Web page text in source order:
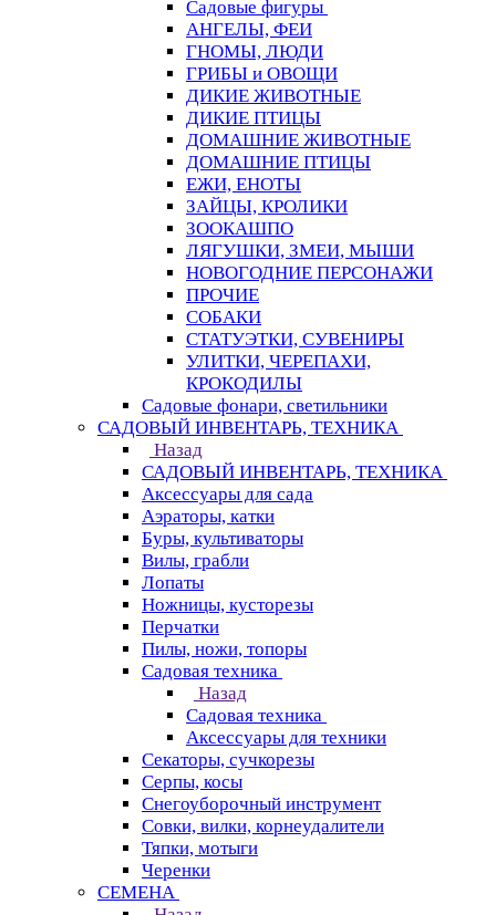
Садовые фигуры
АНГЕЛЫ, ФЕИ
ГНОМЫ, ЛЮДИ
ГРИБЫ и ОВОЩИ
ДИКИЕ ЖИВОТНЫЕ
ДИКИЕ ПТИЦЫ
ДОМАШНИЕ ЖИВОТНЫЕ
ДОМАШНИЕ ПТИЦЫ
ЕЖИ, ЕНОТЫ
ЗАЙЦЫ, КРОЛИКИ
ЗООКАШПО
ЛЯГУШКИ, ЗМЕИ, МЫШИ
НОВОГОДНИЕ ПЕРСОНАЖИ
ПРОЧИЕ
СОБАКИ
СТАТУЭТКИ, СУВЕНИРЫ
УЛИТКИ, ЧЕРЕПАХИ,
КРОКОДИЛЫ
Садовые фонари, светильники
САДОВЫЙ ИНВЕНТАРЬ, ТЕХНИКА
Назад
САДОВЫЙ ИНВЕНТАРЬ, ТЕХНИКА
Аксессуары для сада
Аэраторы, катки
Буры, культиваторы
Вилы, грабли
Лопаты
Ножницы, кусторезы
Перчатки
Пилы, ножи, топоры
Садовая техника
Назад
Садовая техника
Аксессуары для техники
Секаторы, сучкорезы
Серпы, косы
Снегоуборочный инструмент
Совки, вилки, корнеудалители
Тяпки, мотыги
Черенки
СЕМЕНА